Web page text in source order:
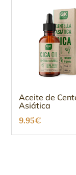
Aceite de
Asiática
9.95€